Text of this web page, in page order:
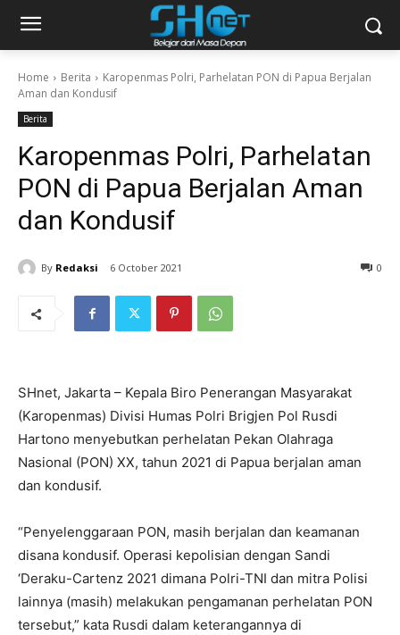
Home Berita
Karopenmas Polri, Parhelatan PON di Papua Berjalan
Aman dan Kondusif
Berita
Karopenmas Polri, Parhelatan
PON di Papua Berjalan Aman
dan Kondusif
By Redaksi 6 October 2021 0
SHnet, Jakarta – Kepala Biro Penerangan Masyarakat
(Karopenmas) Divisi Humas Polri Brigjen Pol Rusdi
Hartono menyebutkan perhelatan Pekan Olahraga
Nasional (PON) XX, tahun 2021 di Papua berjalan aman
dan kondusif.
“Penyelenggaraan PON, masih berjalan dan keamanan
disana kondusif. Operasi kepolisian dengan Sandi
‘Deraku-Cartenz 2021 dimana Polri-TNI dan mitra Polisi
lainnya (masih) melakukan pengamanan perhelatan PON
tersebut,” kata Rusdi dalam keterangannya di